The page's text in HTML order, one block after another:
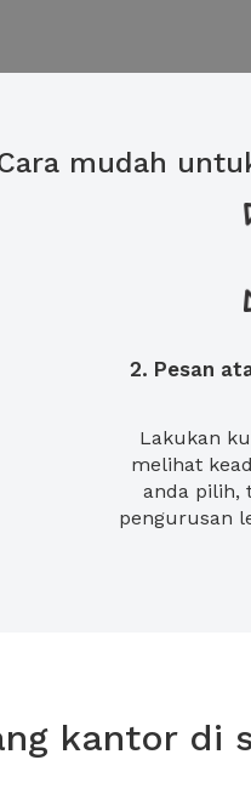
mudah
2. Pesan
Lakukan
melihat
anda pilih,
pengurusan
kantor di